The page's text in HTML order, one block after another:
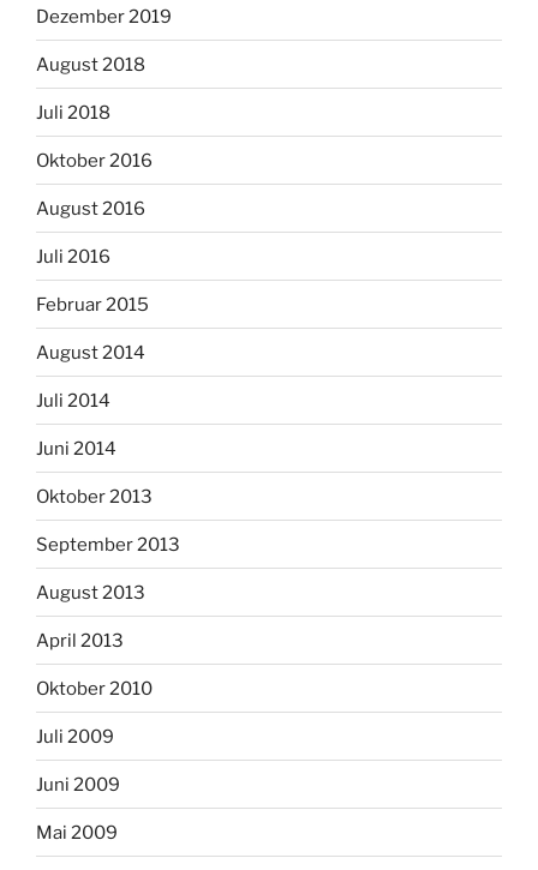
Dezember 2019
August 2018
Juli 2018
Oktober 2016
August 2016
Juli 2016
Februar 2015
August 2014
Juli 2014
Juni 2014
Oktober 2013
September 2013
August 2013
April 2013
Oktober 2010
Juli 2009
Juni 2009
Mai 2009